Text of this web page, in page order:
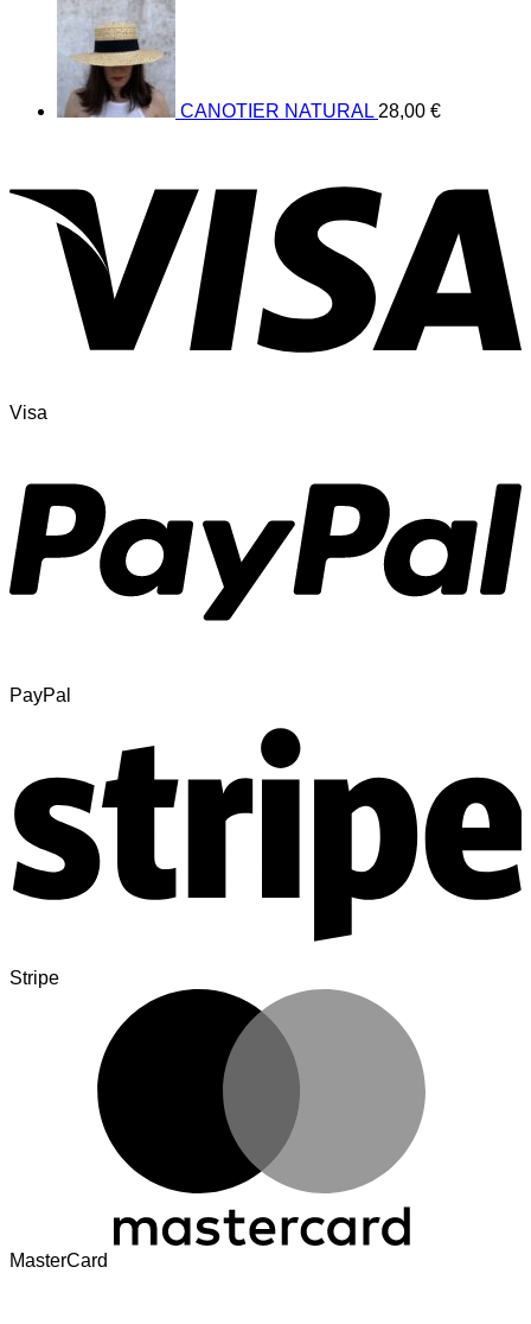
CANOTIER NATURAL 28,00 €
Visa
PayPal
Stripe
MasterCard